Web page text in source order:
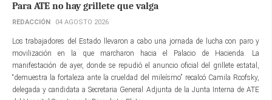
Para ATE no hay grillete que valga
REDACCIÓN 04 AGOSTO 2026
Los trabajadores del Estado llevaron a cabo una jornada de lucha con paro y
movilización en la que marcharon hacia el Palacio de Hacienda. La
manifestación de ayer, donde se repudió el anuncio oficial del grillete estatal,
“demuestra la fortaleza ante la crueldad del mileísmo” recalcó Camila Rcofsky,
delegada y candidata a Secretaria General Adjunta de la Junta Interna de ATE